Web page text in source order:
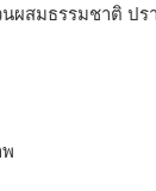
ผสมธรรมชาติ ป